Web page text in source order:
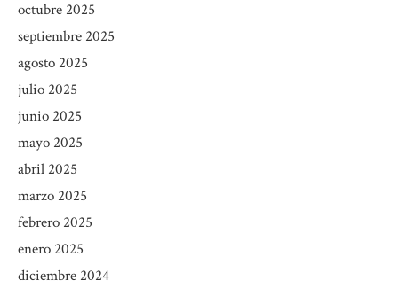
octubre 2025
septiembre 2025
agosto 2025
julio 2025
junio 2025
mayo 2025
abril 2025
marzo 2025
febrero 2025
enero 2025
diciembre 2024